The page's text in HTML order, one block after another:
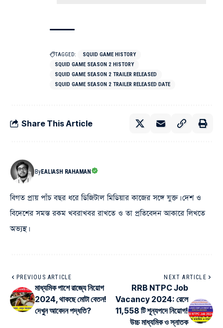
TAGGED:
SQUID GAME HISTORY
SQUID GAME SEASON 2 HISTORY
SQUID GAME SEASON 2 TRAILER RELEASED
SQUID GAME SEASON 2 TRAILER RELEASED DATE
Share This Article
ByEALIASH RAHAMAN
বিগত প্রায় পাঁচ বছর ধরে ডিজিটাল মিডিয়ার কাজের সঙ্গে যুক্ত। দেশ ও
বিদেশের সমস্ত রকম খবরাখবর রাখতে ও তা প্রতিবেদন আকারে লিখতে
অভ্যস্থ।
PREVIOUS ARTICLE
মাধ্যমিক পাশে রাজ্যে নিয়োগ
2024, থাকছে মোটা বেতন!
দেখুন আবেদন পদ্ধতি?
NEXT ARTICLE
RRB NTPC Job
Vacancy 2024: রেলে
11,558 টি শূন্যপদে নিয়োগ!
উচ্চ মাধ্যমিক ও স্নাতক